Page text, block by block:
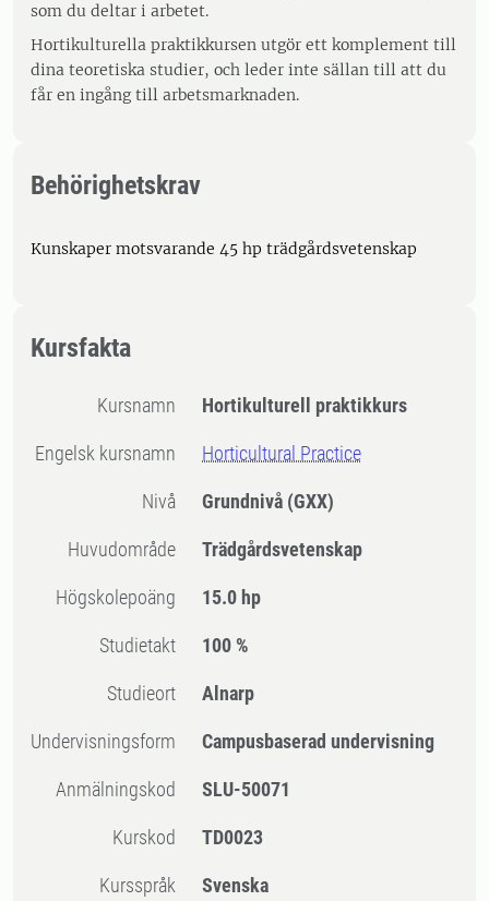
som du deltar i arbetet.
Hortikulturella praktikkursen utgör ett komplement till
dina teoretiska studier, och leder inte sällan till att du
får en ingång till arbetsmarknaden.
Behörighetskrav
Kunskaper motsvarande 45 hp trädgårdsvetenskap
Kursfakta
Kursnamn Hortikulturell praktikkurs
Engelsk kursnamn Horticultural Practice
Nivå Grundnivå (GXX)
Huvudområde Trädgårdsvetenskap
högskolepoäng 15.0 hp
Studietakt 100 %
Studieort Alnarp
Undervisningsform Campusbaserad undervisning
Anmälningskod SLU-50071
Kurskod TD0023
Kursspråk Svenska